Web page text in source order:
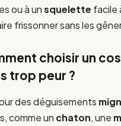
ou à unsquelette facile
frissonner sans les
choisir un
trop peur ?
des déguisements
comme un chaton, une